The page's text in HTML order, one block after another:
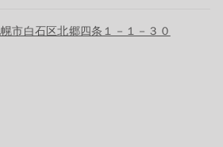
市白石区北郷四条１－１－３０